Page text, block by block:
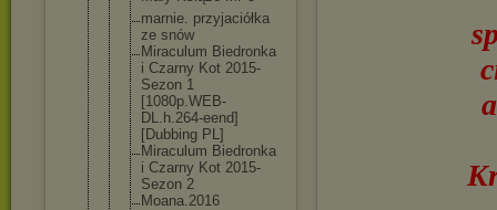
marnie. przyjaciółka
ze snów
Miraculum Biedronka
i Czarny Kot 2015-
Sezon 1
[1080p.WEB-
DL.h.264-eend]
[Dubbing PL]
Miraculum Biedronka
i Czarny Kot 2015-
Sezon 2
Moana.2016